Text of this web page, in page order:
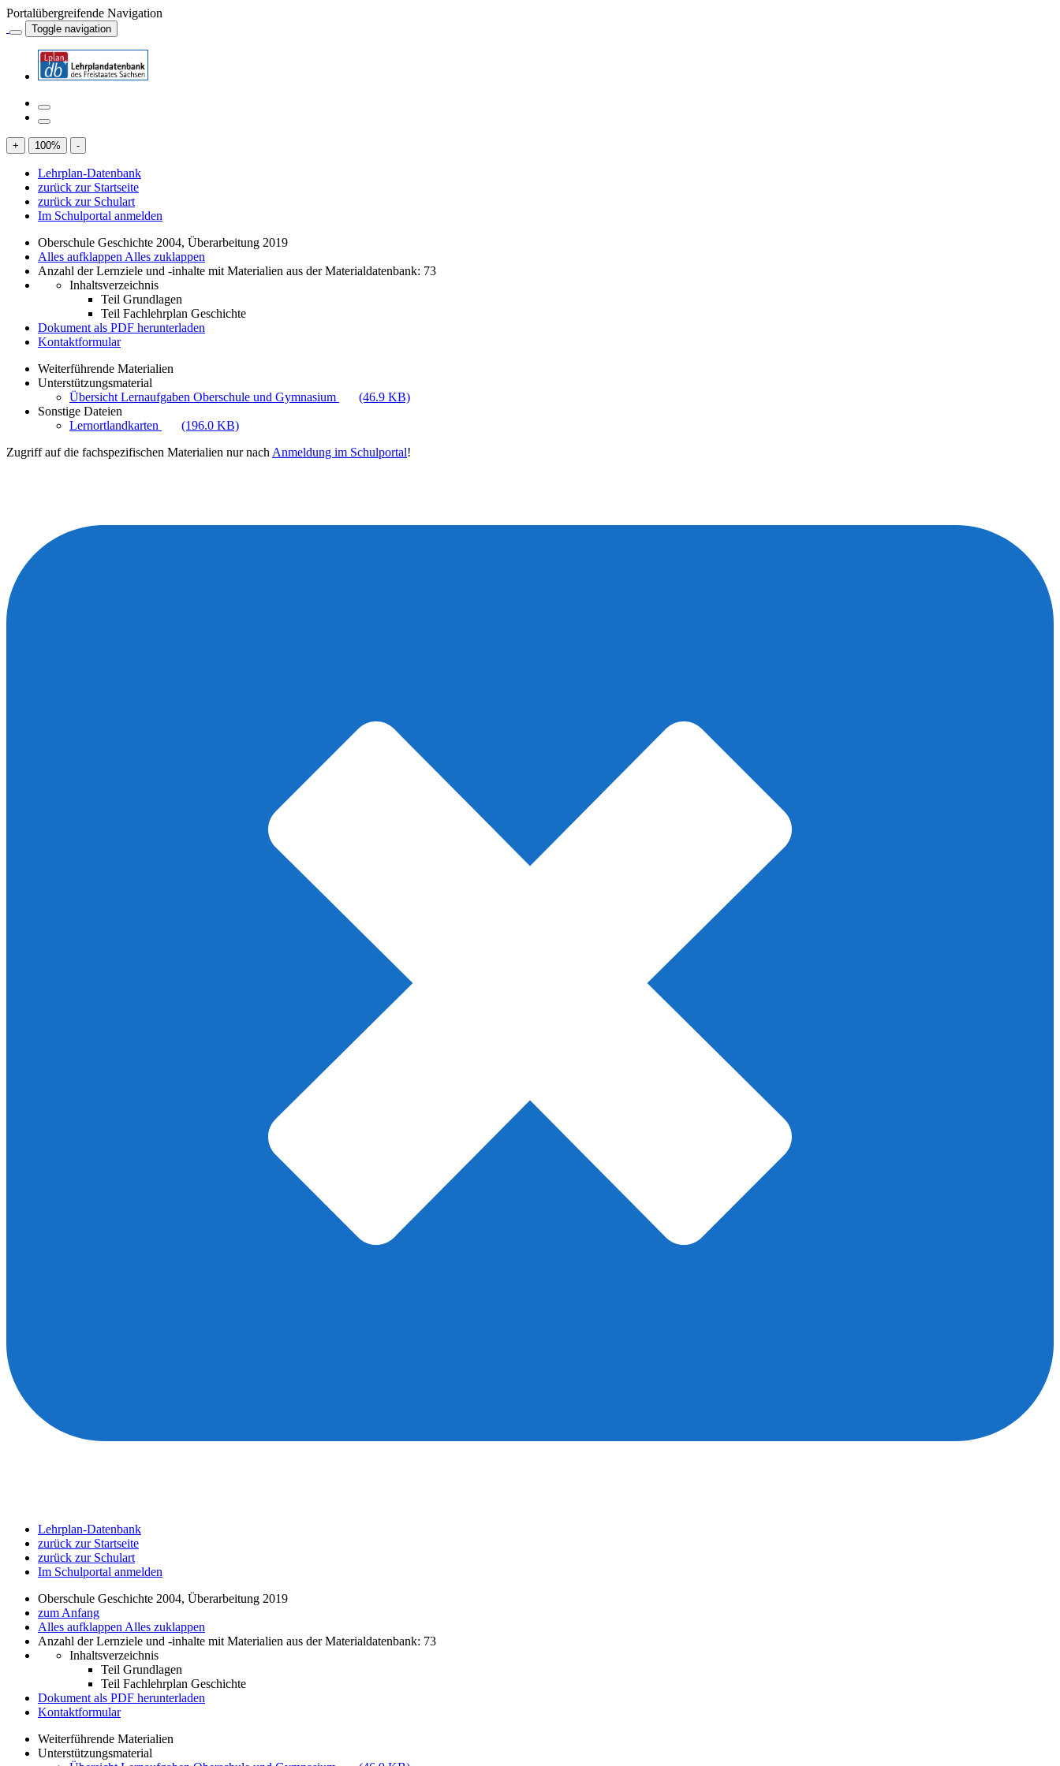
Portalübergreifende Navigation
Toggle navigation
+ 100% -
Lehrplan-Datenbank
zurück zur Startseite
zurück zur Schulart
Im Schulportal anmelden
Oberschule Geschichte 2004, Überarbeitung 2019
Alles aufklappen Alles zuklappen
Anzahl der Lernziele und -inhalte mit Materialien aus der Materialdatenbank: 73
Inhaltsverzeichnis
Teil Grundlagen
Teil Fachlehrplan Geschichte
Dokument als PDF herunterladen
Kontaktformular
Weiterführende Materialien
Unterstützungsmaterial
Übersicht Lernaufgaben Oberschule und Gymnasium
(46.9 KB)
Sonstige Dateien
Lernortlandkarten
(196.0 KB)
Zugriff auf die fachspezifischen Materialien nur nach Anmeldung im Schulportal!
Lehrplan-Datenbank
zurück zur Startseite
zurück zur Schulart
Im Schulportal anmelden
Oberschule Geschichte 2004, Überarbeitung 2019
zum Anfang
Alles aufklappen Alles zuklappen
Anzahl der Lernziele und -inhalte mit Materialien aus der Materialdatenbank: 73
Inhaltsverzeichnis
Teil Grundlagen
Teil Fachlehrplan Geschichte
Dokument als PDF herunterladen
Kontaktformular
Weiterführende Materialien
Unterstützungsmaterial